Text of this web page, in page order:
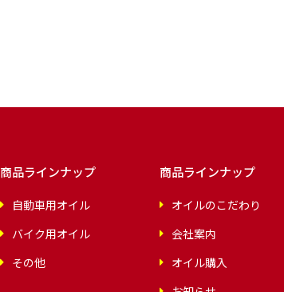
商品ラインナップ
自動車用オイル
バイク用オイル
その他
商品ラインナップ
オイルのこだわり
会社案内
オイル購入